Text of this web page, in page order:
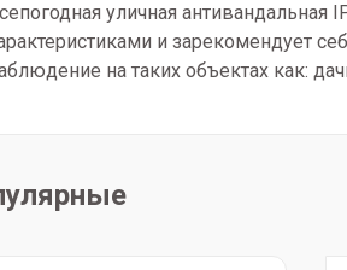
уличная
и зарекомендует
на таких объектах как: